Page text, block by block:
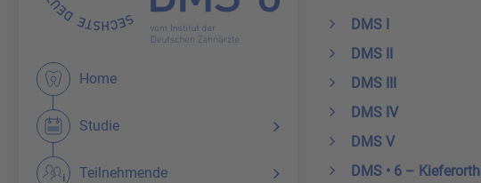
Home
Studie
Teilnehmende
DMS I
DMS II
DMS III
DMS IV
DMS V
DMS • 6 –